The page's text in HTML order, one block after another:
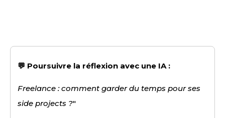
💬 Poursuivre la réflexion avec une IA :
Freelance : comment garder du temps pour ses
side projects ?"